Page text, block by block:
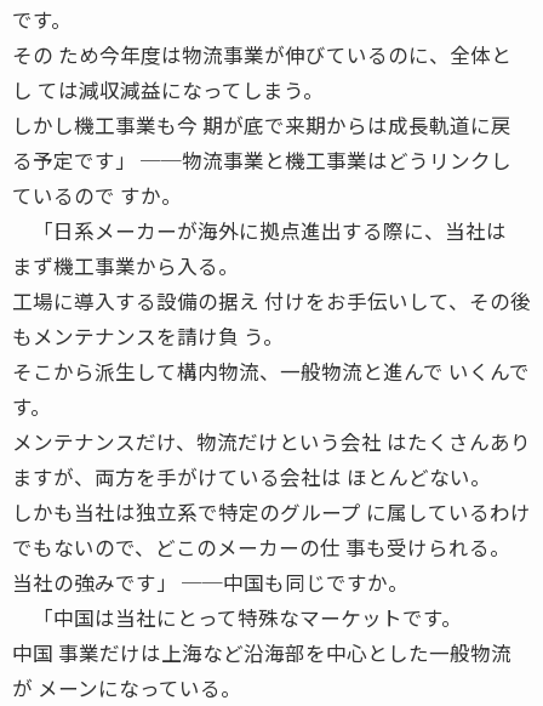
です。
その ため今年度は物流事業が伸びているのに、全体と
し ては減収減益になってしまう。
しかし機工事業も今 期が底で来期からは成長軌道に戻
る予定です」 ──物流事業と機工事業はどうリンクし
ているので すか。
「日系メーカーが海外に拠点進出する際に、当社は
まず機工事業から入る。
工場に導入する設備の据え 付けをお手伝いして、その後
もメンテナンスを請け負 う。
そこから派生して構内物流、一般物流と進んで いくんで
す。
メンテナンスだけ、物流だけという会社 はたくさんあり
ますが、両方を手がけている会社は ほとんどない。
しかも当社は独立系で特定のグループ に属しているわけ
でもないので、どこのメーカーの仕 事も受けられる。
当社の強みです」 ──中国も同じですか。
「中国は当社にとって特殊なマーケットです。
中国 事業だけは上海など沿海部を中心とした一般物流
が メーンになっている。